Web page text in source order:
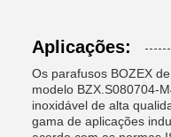
Aplicações:
Os parafusos BOZEX
modelo BZX.S080704-
inoxidável de alta
gama de aplicações